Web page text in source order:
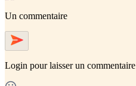
Un commentaire
Login pour laisser un commentaire